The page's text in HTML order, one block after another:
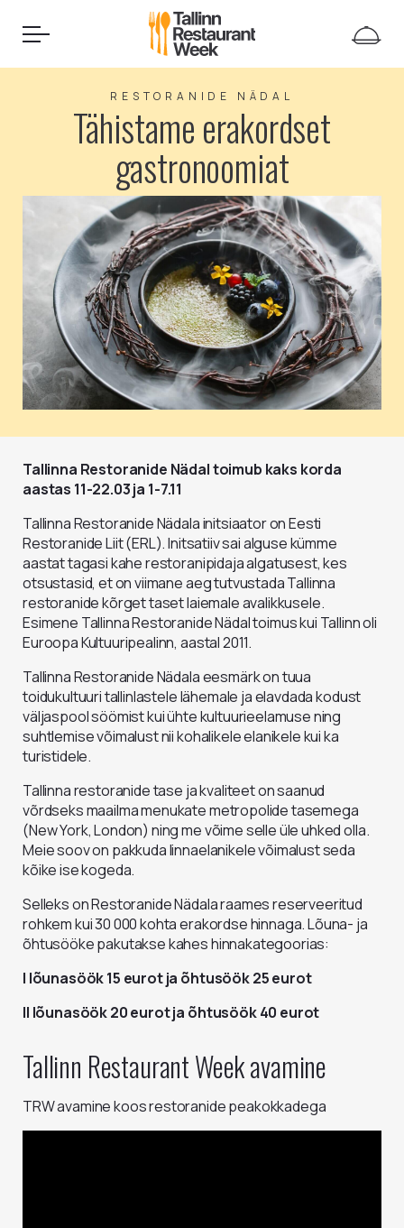
RESTORANIDE NÄDAL
Tähistame erakordset
gastronoomiat
Tallinna Restoranide Nädal toimub kaks korda
aastas 11-22.03 ja 1-7.11
Tallinna Restoranide Nädala initsiaator on Eesti
Restoranide Liit (ERL). Initsatiiv sai alguse kümme
aastat tagasi kahe restoranipidaja algatusest, kes
otsustasid, et on viimane aeg tutvustada Tallinna
restoranide kõrget taset laiemale avalikkusele.
Esimene Tallinna Restoranide Nädal toimus kui Tallinn oli
Euroopa Kultuuripealinn, aastal 2011.
Tallinna Restoranide Nädala eesmärk on tuua
toidukultuuri tallinlastele lähemale ja elavdada kodust
väljaspool söömist kui ühte kultuurieelamuse ning
suhtlemise võimalust nii kohalikele elanikele kui ka
turistidele.
Tallinna restoranide tase ja kvaliteet on saanud
võrdseks maailma menukate metropolide tasemega
(New York, London) ning me võime selle üle uhked olla.
Meie soov on pakkuda linnaelanikele võimalust seda
kõike ise kogeda.
Selleks on Restoranide Nädala raames reserveeritud
rohkem kui 30 000 kohta erakordse hinnaga. Lõuna- ja
õhtusööke pakutakse kahes hinnakategoorias:
I lõunasöök 15 eurot ja õhtusöök 25 eurot
II lõunasöök 20 eurot ja õhtusöök 40 eurot
Tallinn Restaurant Week avamine
TRW avamine koos restoranide peakokkadega